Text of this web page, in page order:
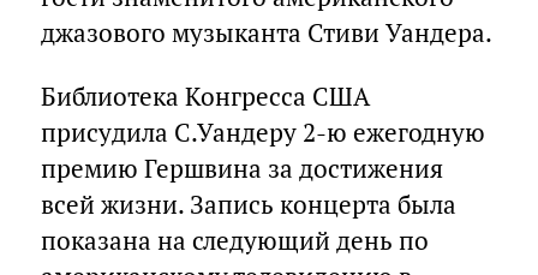
джазового музыканта Стиви Уандера.
Библиотека Конгресса США
присудила С.Уандеру 2-ю ежегодную
премию Гершвина за достижения
всей жизни. Запись концерта была
показана на следующий день по